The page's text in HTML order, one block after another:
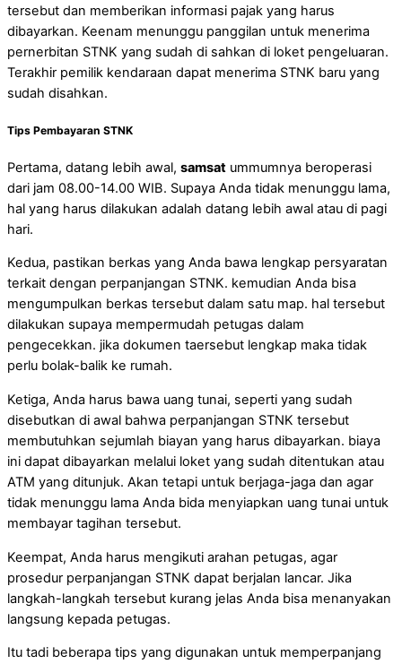
tersebut dan memberikan informasi pajak yang harus
dibayarkan. Keenam menunggu panggilan untuk menerima
pernerbitan STNK yang sudah di sahkan di loket pengeluaran.
Terakhir pemilik kendaraan dapat menerima STNK baru yang
sudah disahkan.
Tips Pembayaran STNK
Pertama, datang lebih awal, samsat ummumnya beroperasi
dari jam 08.00-14.00 WIB. Supaya Anda tidak menunggu lama,
hal yang harus dilakukan adalah datang lebih awal atau di pagi
hari.
Kedua, pastikan berkas yang Anda bawa lengkap persyaratan
terkait dengan perpanjangan STNK. kemudian Anda bisa
mengumpulkan berkas tersebut dalam satu map. hal tersebut
dilakukan supaya mempermudah petugas dalam
pengecekkan. jika dokumen taersebut lengkap maka tidak
perlu bolak-balik ke rumah.
Ketiga, Anda harus bawa uang tunai, seperti yang sudah
disebutkan di awal bahwa perpanjangan STNK tersebut
membutuhkan sejumlah biayan yang harus dibayarkan. biaya
ini dapat dibayarkan melalui loket yang sudah ditentukan atau
ATM yang ditunjuk. Akan tetapi untuk berjaga-jaga dan agar
tidak menunggu lama Anda bida menyiapkan uang tunai untuk
membayar tagihan tersebut.
Keempat, Anda harus mengikuti arahan petugas, agar
prosedur perpanjangan STNK dapat berjalan lancar. Jika
langkah-langkah tersebut kurang jelas Anda bisa menanyakan
langsung kepada petugas.
Itu tadi beberapa tips yang digunakan untuk memperpanjang